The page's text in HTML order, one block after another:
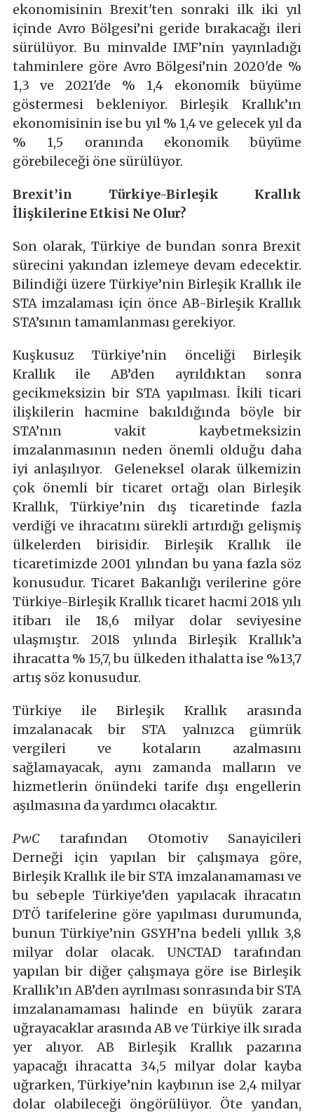
ekonomisinin Brexit'ten sonraki ilk iki yıl
içinde Avro Bölgesi’ni geride bırakacağı ileri
sürülüyor. Bu minvalde IMF’nin yayınladığı
tahminlere göre Avro Bölgesi’nin 2020'de %
1,3 ve 2021'de % 1,4 ekonomik büyüme
göstermesi bekleniyor. Birleşik Krallık’ın
ekonomisinin ise bu yıl % 1,4 ve gelecek yıl da
% 1,5 oranında ekonomik büyüme
görebileceği öne sürülüyor.
Brexit’in Türkiye-Birleşik Krallık
İlişkilerine Etkisi Ne Olur?
Son olarak, Türkiye de bundan sonra Brexit
sürecini yakından izlemeye devam edecektir.
Bilindiği üzere Türkiye’nin Birleşik Krallık ile
STA imzalaması için önce AB-Birleşik Krallık
STA’sının tamamlanması gerekiyor.
Kuşkusuz Türkiye’nin önceliği Birleşik
Krallık ile AB’den ayrıldıktan sonra
gecikmeksizin bir STA yapılması. İkili ticari
ilişkilerin hacmine bakıldığında böyle bir
STA’nın vakit kaybetmeksizin
imzalanmasının neden önemli olduğu daha
iyi anlaşılıyor. Geleneksel olarak ülkemizin
çok önemli bir ticaret ortağı olan Birleşik
Krallık, Türkiye’nin dış ticaretinde fazla
verdiği ve ihracatını sürekli artırdığı gelişmiş
ülkelerden birisidir. Birleşik Krallık ile
ticaretimizde 2001 yılından bu yana fazla söz
konusudur. Ticaret Bakanlığı verilerine göre
Türkiye-Birleşik Krallık ticaret hacmi 2018 yılı
itibarı ile 18,6 milyar dolar seviyesine
ulaşmıştır. 2018 yılında Birleşik Krallık’a
ihracatta % 15,7, bu ülkeden ithalatta ise %13,7
artış söz konusudur.
Türkiye ile Birleşik Krallık arasında
imzalanacak bir STA yalnızca gümrük
vergileri ve kotaların azalmasını
sağlamayacak, aynı zamanda malların ve
hizmetlerin önündeki tarife dışı engellerin
aşılmasına da yardımcı olacaktır.
PwCtarafından Otomotiv Sanayicileri
Derneği için yapılan bir çalışmaya göre,
Birleşik Krallık ile bir STA imzalanamaması ve
bu sebeple Türkiye’den yapılacak ihracatın
DTÖ tarifelerine göre yapılması durumunda,
bunun Türkiye’nin GSYH’na bedeli yıllık 3,8
milyar dolar olacak. UNCTAD tarafından
yapılan bir diğer çalışmaya göre ise Birleşik
Krallık’ın AB’den ayrılması sonrasında bir STA
imzalanamaması halinde en büyük zarara
uğrayacaklar arasında AB ve Türkiye ilk sırada
yer alıyor. AB Birleşik Krallık pazarına
yapacağı ihracatta 34,5 milyar dolar kayba
uğrarken, Türkiye’nin kaybının ise 2,4 milyar
dolar olabileceği öngörülüyor. Öte yandan,